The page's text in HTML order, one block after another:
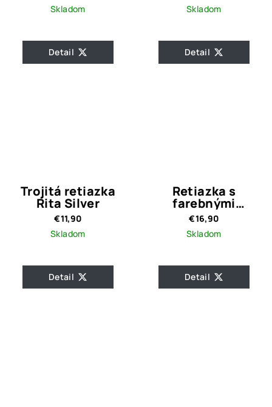
Skladom
Detail
Skladom
Detail
Trojitá retiazka
Rita Silver
€11,90
Skladom
Detail
Retiazka s
farebnými
príveskami Glory
Silver
€16,90
Skladom
Detail